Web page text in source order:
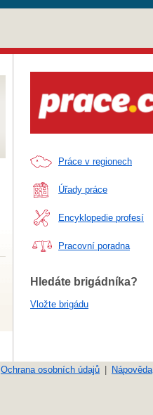
Práce v regionech
Úřady práce
Encyklopedie profesí
Pracovní poradna
Hledáte brigádníka?
Vložte brigádu
Ochrana osobních údajů Nápověda